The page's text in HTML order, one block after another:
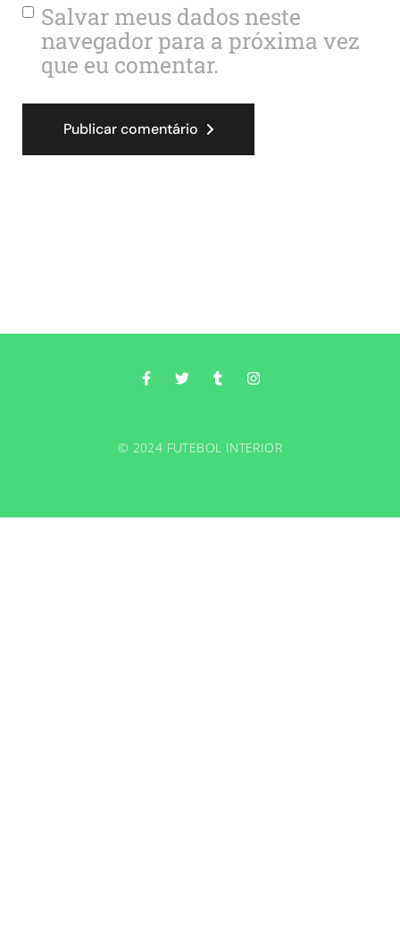
Salvar meus dados neste
navegador para a próxima vez
que eu comentar.
Publicar comentário
© 2024 FUTEBOL INTERIOR